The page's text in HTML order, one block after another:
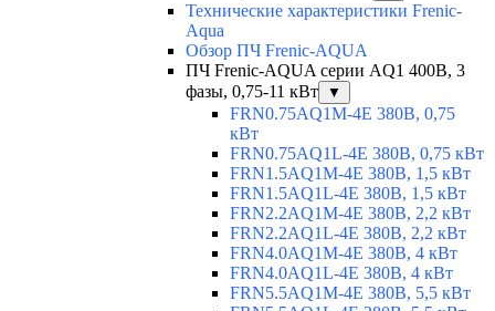
Технические характеристики Frenic-
Aqua
Обзор ПЧ Frenic-AQUA
ПЧ Frenic-AQUA серии AQ1 400В, 3
фазы, 0,75-11 кВт
▼
FRN0.75AQ1M-4E 380В, 0,75
кВт
FRN0.75AQ1L-4E 380В, 0,75 кВт
FRN1.5AQ1M-4E 380В, 1,5 кВт
FRN1.5AQ1L-4E 380В, 1,5 кВт
FRN2.2AQ1M-4E 380В, 2,2 кВт
FRN2.2AQ1L-4E 380В, 2,2 кВт
FRN4.0AQ1M-4E 380В, 4 кВт
FRN4.0AQ1L-4E 380В, 4 кВт
FRN5.5AQ1M-4E 380В, 5,5 кВт